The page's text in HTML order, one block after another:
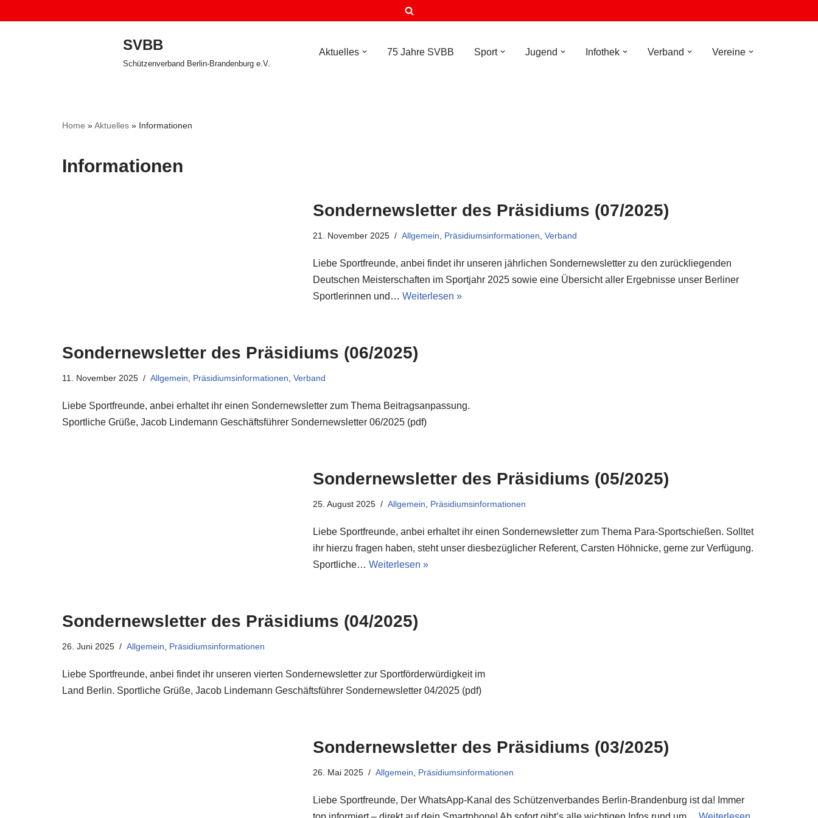
SVBB
Schützenverband Berlin-Brandenburg e.V.
Aktuelles 75 Jahre SVBB Sport Jugend Infothek Verband Vereine
Home »Aktuelles » Informationen
Informationen
Sondernewsletter des Präsidiums (07/2025)
21. November 2025 Allgemein Präsidiumsinformationen Verband
Liebe Sportfreunde, anbei findet ihr unseren jährlichen Sondernewsletter zu den zurückliegenden
Deutschen Meisterschaften im Sportjahr 2025 sowie eine Übersicht aller Ergebnisse unser Berliner
Sportlerinnen und… Weiterlesen »
Sondernewsletter des Präsidiums (06/2025)
11. November 2025 Allgemein Präsidiumsinformationen Verband
Liebe Sportfreunde, anbei erhaltet ihr einen Sondernewsletter zum Thema Beitragsanpassung.
Sportliche Grüße, Jacob Lindemann Geschäftsführer Sondernewsletter 06/2025 (pdf)
Sondernewsletter des Präsidiums (05/2025)
25. August 2025 Allgemein Präsidiumsinformationen
Liebe Sportfreunde, anbei erhaltet ihr einen Sondernewsletter zum Thema Para-Sportschießen. Solltet
ihr hierzu fragen haben, steht unser diesbezüglicher Referent, Carsten Höhnicke, gerne zur Verfügung.
Sportliche… Weiterlesen »
Sondernewsletter des Präsidiums (04/2025)
26. Juni 2025 Allgemein Präsidiumsinformationen
Liebe Sportfreunde, anbei findet ihr unseren vierten Sondernewsletter zur Sportförderwürdigkeit im
Land Berlin. Sportliche Grüße, Jacob Lindemann Geschäftsführer Sondernewsletter 04/2025 (pdf)
Sondernewsletter des Präsidiums (03/2025)
26. Mai 2025 Allgemein Präsidiumsinformationen
Liebe Sportfreunde, Der WhatsApp-Kanal des Schützenverbandes Berlin-Brandenburg ist da! Immer